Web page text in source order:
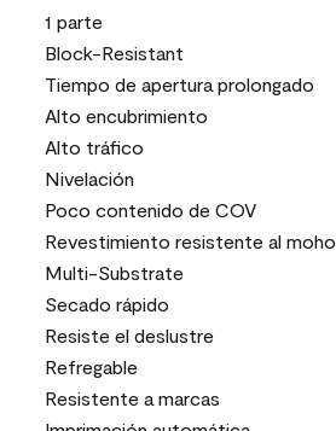
1 parte
Block-Resistant
Tiempo de apertura prolongado
Alto encubrimiento
Alto tráfico
Nivelación
Poco contenido de COV
Revestimiento resistente al moho
Multi-Substrate
Secado rápido
Resiste el deslustre
Refregable
Resistente a marcas